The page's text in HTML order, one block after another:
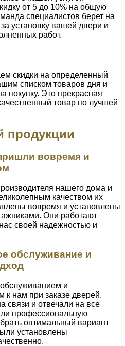
от 5 до 10% на общую
специалистов берет на
установку вашей двери и
работ.
скидки на определенный
списком товаров дня и
покупку. Это прекрасная
товар по лучшей
вовремя и
нашего дома и
качеством их
вовремя и установлены
Они работают
своей надежностью и
обслуживание и
и
нам при заказе дверей.
связи и отвечали на все
профессиональную
оптимальный вариант
установлены